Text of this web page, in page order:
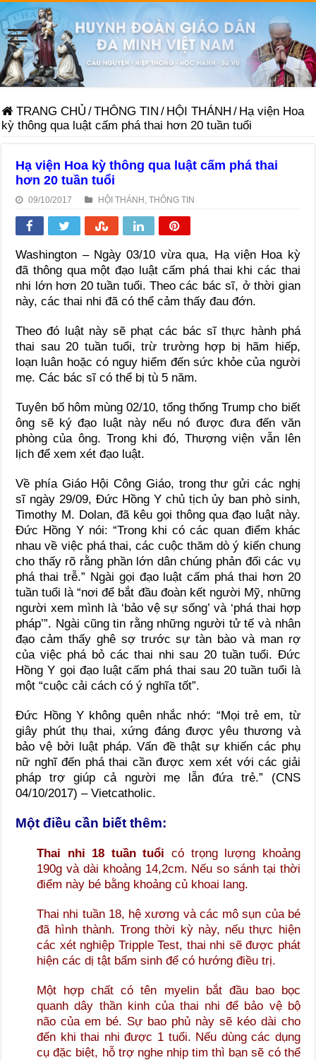
TRANG CHỦ /THÔNG TIN / HỘI THÁNH / Hạ viện Hoa
kỳ thông qua luật cấm phá thai hơn 20 tuần tuổi
Hạ viện Hoa kỳ thông qua luật cấm phá thai
hơn 20 tuần tuổi
09/10/2017 HỘI THÁNH ,THÔNG TIN
Washington – Ngày 03/10 vừa qua, Hạ viện Hoa kỳ
đã thông qua một đạo luật cấm phá thai khi các thai
nhi lớn hơn 20 tuần tuổi. Theo các bác sĩ, ở thời gian
này, các thai nhi đã có thể cảm thấy đau đớn.
Theo đó luật này sẽ phạt các bác sĩ thực hành phá
thai sau 20 tuần tuổi, trừ trường hợp bị hãm hiếp,
loạn luân hoặc có nguy hiểm đến sức khỏe của người
mẹ. Các bác sĩ có thể bị tù 5 năm.
Tuyên bố hôm mùng 02/10, tổng thống Trump cho biết
ông sẽ ký đạo luật này nếu nó được đưa đến văn
phòng của ông. Trong khi đó, Thượng viện vẫn lên
lịch để xem xét đạo luật.
Về phía Giáo Hội Công Giáo, trong thư gửi các nghị
sĩ ngày 29/09, Đức Hồng Y chủ tịch ủy ban phò sinh,
Timothy M. Dolan, đã kêu gọi thông qua đạo luật này.
Đức Hồng Y nói: “Trong khi có các quan điểm khác
nhau về việc phá thai, các cuộc thăm dò ý kiến chung
cho thấy rõ rằng phần lớn dân chúng phản đối các vụ
phá thai trễ.” Ngài gọi đạo luật cấm phá thai hơn 20
tuần tuổi là “nơi để bắt đầu đoàn kết người Mỹ, những
người xem mình là ‘bảo vệ sự sống’ và ‘phá thai hợp
pháp’”. Ngài cũng tin rằng những người tử tế và nhân
đạo cảm thấy ghê sợ trước sự tàn bào và man rợ
của việc phá bỏ các thai nhi sau 20 tuần tuổi. Đức
Hồng Y gọi đạo luật cấm phá thai sau 20 tuần tuổi là
một “cuộc cải cách có ý nghĩa tốt”.
Đức Hồng Y không quên nhắc nhớ: “Mọi trẻ em, từ
giây phút thụ thai, xứng đáng được yêu thương và
bảo vệ bởi luật pháp. Vấn đề thật sự khiến các phụ
nữ nghĩ đến phá thai cần được xem xét với các giải
pháp trợ giúp cả người mẹ lẫn đứa trẻ.” (CNS
04/10/2017) – Vietcatholic.
Một điều cần biết thêm:
Thai nhi 18 tuần tuổi có trọng lượng khoảng
190g và dài khoảng 14,2cm. Nếu so sánh tại thời
điểm này bé bằng khoảng củ khoai lang.
Thai nhi tuần 18, hệ xương và các mô sụn của bé
đã hình thành. Trong thời kỳ này, nếu thực hiện
các xét nghiệp Tripple Test, thai nhi sẽ được phát
hiện các dị tật bẩm sinh để có hướng điều trị.
Một hợp chất có tên myelin bắt đầu bao bọc
quanh dây thần kinh của thai nhi để bảo vệ bộ
não của em bé. Sự bao phủ này sẽ kéo dài cho
đến khi thai nhi được 1 tuổi. Nếu dùng các dụng
cụ đặc biệt, hỗ trợ nghe nhịp tim thì bạn sẽ có thể